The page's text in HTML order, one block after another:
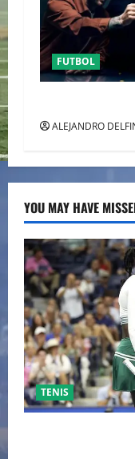
FUTBOL
ALEJANDRO
YOU MAY HAVE
TENIS